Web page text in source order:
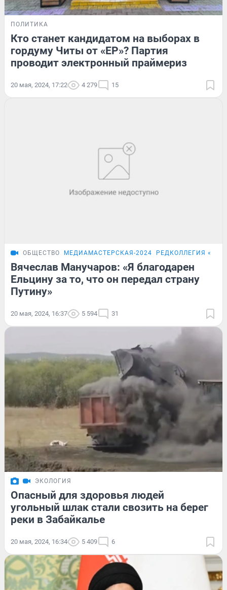
ПОЛИТИКА
Кто станет кандидатом на выборах в
гордуму Читы от «ЕР»? Партия
проводит электронный праймериз
20 мая, 2024, 17:22 4 279 15
ОБЩЕСТВО МЕДИАМАСТЕРСКАЯ-2024 РЕДКОЛЛЕГИЯ
Вячеслав Манучаров: «Я благодарен
Ельцину за то, что он передал страну
Путину»
20 мая, 2024, 16:37 5 594 31
ЭКОЛОГИЯ
Опасный для здоровья людей
угольный шлак стали свозить на берег
реки в Забайкалье
20 мая, 2024, 16:34 5 409 6